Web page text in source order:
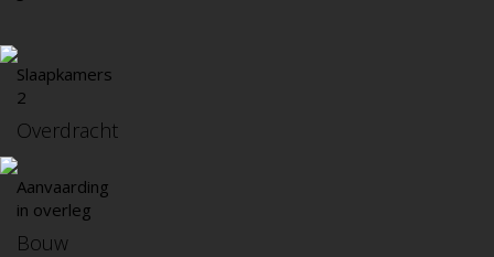
Slaapkamers
2
Overdracht
Aanvaarding
in overleg
Bouw